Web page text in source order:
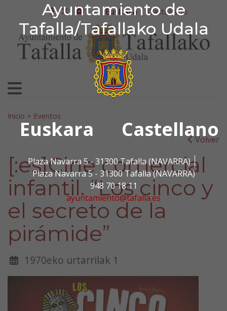
Ayuntamiento de
Tafalla/Tafallako Udala
Euskara Castellano
Plaza Navarra 5 - 31300 Tafalla (NAVARRA)
Plaza Navarra 5 - 31300 Tafalla (NAVARRA)
948 70 18 11
ayuntamiento@tafalla.es
Ir al contenido
Ayuntamiento de
facebook
twitter
youtube
Euskara Castellano
Bilatu:
Inicio > Eventos
Volver
[:es]Cine comercial
infantil. “Los cinco y
el secreto de la
pirámide”
1970eko urtarrilak 1